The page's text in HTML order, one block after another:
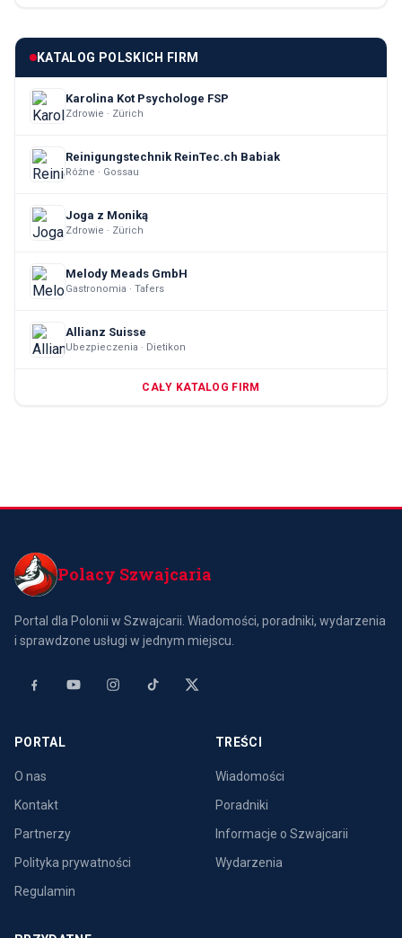
KATALOG POLSKICH FIRM
Karolina Kot Psychologe FSP
Zdrowie · Zürich
Reinigungstechnik ReinTec.ch Babiak
Różne · Gossau
Joga z Moniką
Zdrowie · Zürich
Melody Meads GmbH
Gastronomia · Tafers
Allianz Suisse
Ubezpieczenia · Dietikon
CAŁY KATALOG FIRM
Polacy Szwajcaria
Portal dla Polonii w Szwajcarii. Wiadomości, poradniki, wydarzenia
i sprawdzone usługi w jednym miejscu.
PORTAL
O nas
Kontakt
Partnerzy
Polityka prywatności
Regulamin
TREŚCI
Wiadomości
Poradniki
Informacje o Szwajcarii
Wydarzenia